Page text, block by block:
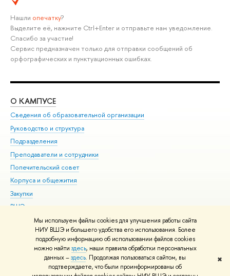
Мы используем файлы cookies для улучшения работы сайта
НИУ ВШЭ и большего удобства его использования. Более
подробную информацию об использовании файлов cookies
можно найти здесь, наши правила обработки персональных
данных –здесь. Продолжая пользоваться сайтом, вы
подтверждаете, что были проинформированы об
✖
Нашли опечатку?
Выделите её, нажмите Ctrl+Enter и отправьте нам уведомление.
Спасибо за участие!
Сервис предназначен только для отправки сообщений об
орфографических и пунктуационных ошибках.
О КАМПУСЕ
Сведения об образовательной организации
Руководство и структура
Подразделения
Преподаватели и сотрудники
Попечительский совет
Корпуса и общежития
Закупки
ВШЭ для студентов с ограниченными возможностями
здоровья и инвалидностью
Версия для слабовидящих
Единая платежная страница